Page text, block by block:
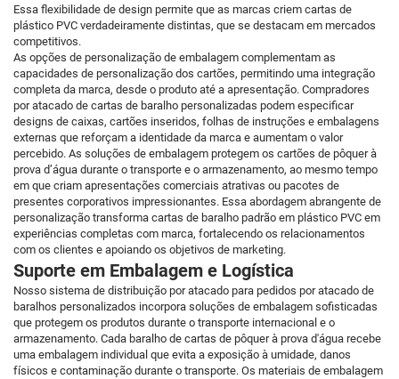
Essa flexibilidade de design permite que as marcas criem cartas de
plástico PVC verdadeiramente distintas, que se destacam em mercados
competitivos.
As opções de personalização de embalagem complementam as
capacidades de personalização dos cartões, permitindo uma integração
completa da marca, desde o produto até a apresentação. Compradores
por atacado de cartas de baralho personalizadas podem especificar
designs de caixas, cartões inseridos, folhas de instruções e embalagens
externas que reforçam a identidade da marca e aumentam o valor
percebido. As soluções de embalagem protegem os cartões de pôquer à
prova d’água durante o transporte e o armazenamento, ao mesmo tempo
em que criam apresentações comerciais atrativas ou pacotes de
presentes corporativos impressionantes. Essa abordagem abrangente de
personalização transforma cartas de baralho padrão em plástico PVC em
experiências completas com marca, fortalecendo os relacionamentos
com os clientes e apoiando os objetivos de marketing.
Suporte em Embalagem e Logística
Nosso sistema de distribuição por atacado para pedidos por atacado de
baralhos personalizados incorpora soluções de embalagem sofisticadas
que protegem os produtos durante o transporte internacional e o
armazenamento. Cada baralho de cartas de pôquer à prova d'água recebe
uma embalagem individual que evita a exposição à umidade, danos
físicos e contaminação durante o transporte. Os materiais de embalagem